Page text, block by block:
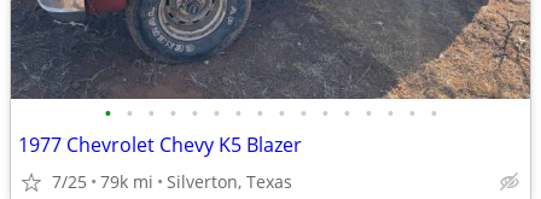
• • • • • • • • • • • • • • • •
1977 Chevrolet Chevy K5 Blazer
7/25 79k mi Silverton, Texas